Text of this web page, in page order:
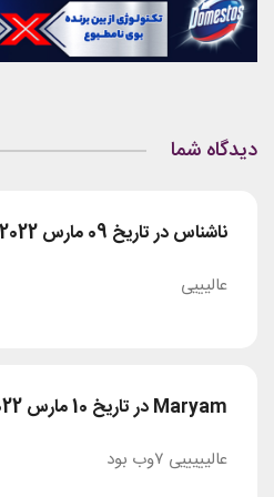
دیدگاه شما
ناشناس در تاریخ 09 مارس 2022
عالیییی
Maryam در تاریخ 10 مارس 2022
عالیییییی ۷وب بود